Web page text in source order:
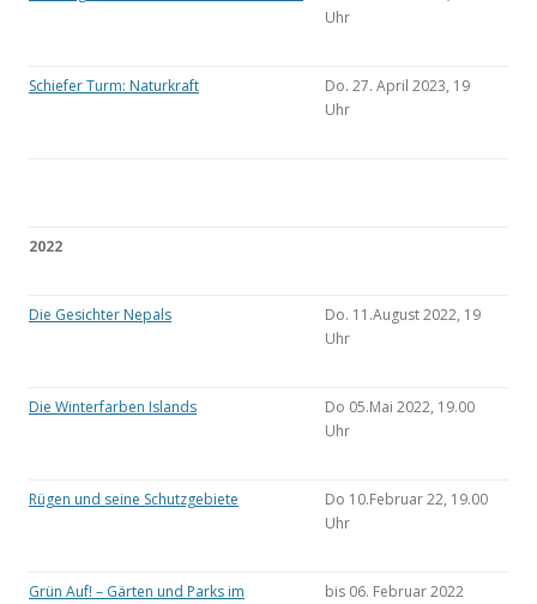
Uhr
Schiefer Turm: Naturkraft
Do. 27. April 2023, 19
Uhr
2022
Die Gesichter Nepals
Do. 11.August 2022, 19
Uhr
Die Winterfarben Islands
Do 05.Mai 2022, 19.00
Uhr
Rügen und seine Schutzgebiete
Do 10.Februar 22, 19.00
Uhr
Grün Auf! – Gärten und Parks im
bis 06. Februar 2022